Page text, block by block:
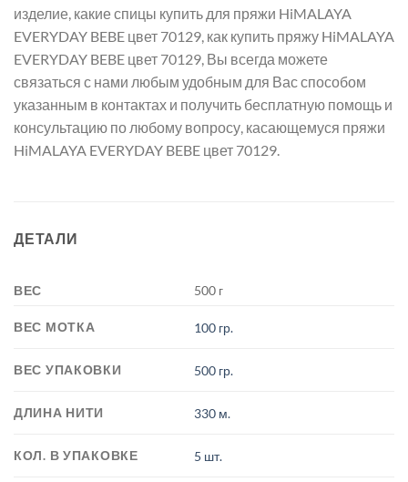
изделие, какие спицы купить для пряжи HiMALAYA
EVERYDAY BEBE цвет 70129, как купить пряжу HiMALAYA
EVERYDAY BEBE цвет 70129, Вы всегда можете
связаться с нами любым удобным для Вас способом
указанным в контактах и получить бесплатную помощь и
консультацию по любому вопросу, касающемуся пряжи
HiMALAYA EVERYDAY BEBE цвет 70129.
ДЕТАЛИ
ВЕС 500 г
ВЕС МОТКА 100 гр.
ВЕС УПАКОВКИ 500 гр.
ДЛИНА НИТИ 330 м.
КОЛ. В УПАКОВКЕ 5 шт.